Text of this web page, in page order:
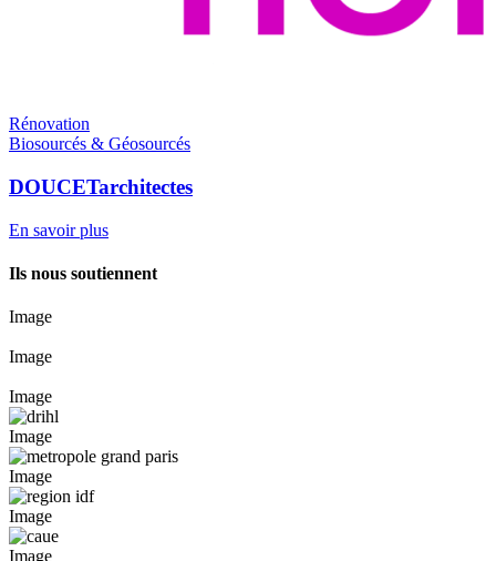
Rénovation
Biosourcés & Géosourcés
DOUCETarchitectes
En savoir plus
Ils nous soutiennent
Image
Image
Image
Image
Image
Image
Image